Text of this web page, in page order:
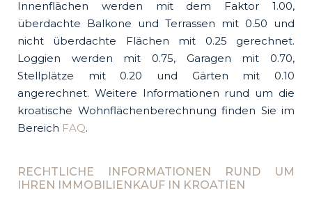
Innenflächen werden mit dem Faktor 1.00,
überdachte Balkone und Terrassen mit 0.50 und
nicht überdachte Flächen mit 0.25 gerechnet.
Loggien werden mit 0.75, Garagen mit 0.70,
Stellplätze mit 0.20 und Gärten mit 0.10
angerechnet. Weitere Informationen rund um die
kroatische Wohnflächenberechnung finden Sie im
Bereich FAQ.
RECHTLICHE INFORMATIONEN RUND UM
IHREN IMMOBILIENKAUF IN KROATIEN